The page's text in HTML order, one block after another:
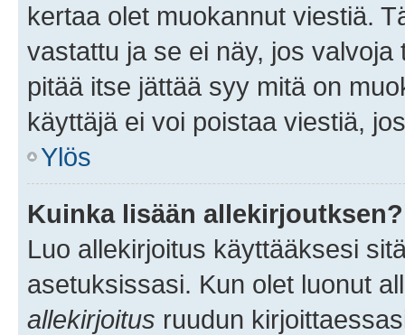
kertaa olet muokannut viestiä.
vastattu ja se ei näy, jos
pitää itse jättää syy mitä on
käyttäjä ei voi poistaa viestiä,
Ylös
Kuinka lisään allekirjoutksen?
Luo allekirjoitus käyttääksesi
asetuksissasi. Kun olet luonut
allekirjoitus ruudun